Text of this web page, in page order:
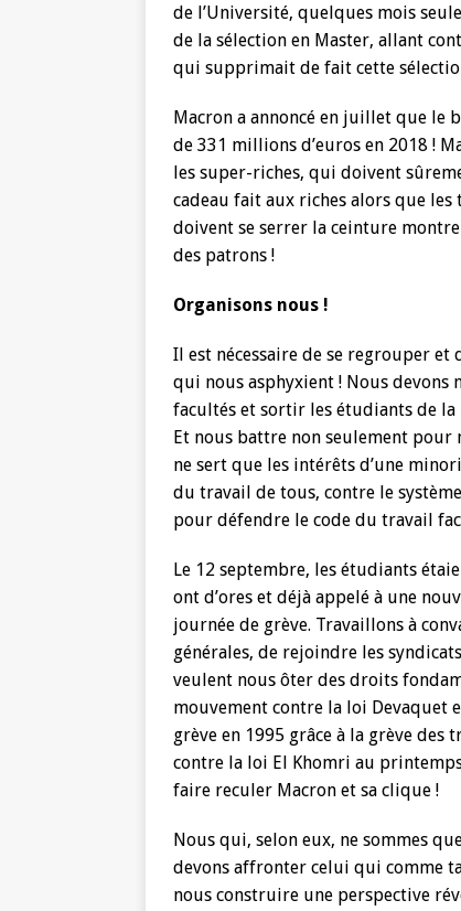
de l’Université, quelques mois
de la sélection en Master, allant
qui supprimait de fait cette
Macron a annoncé en juillet que le
de 331 millions d’euros en 2018 !
les super-riches, qui doivent
cadeau fait aux riches alors que
doivent se serrer la ceinture
des patrons !
Organisons nous !
Il est nécessaire de se regrouper
qui nous asphyxient ! Nous devons
facultés et sortir les étudiants de la
Et nous battre non seulement pour
ne sert que les intérêts d’une
du travail de tous, contre le
pour défendre le code du travail
Le 12 septembre, les étudiants
ont d’ores et déjà appelé à une
journée de grève. Travaillons à
générales, de rejoindre les
veulent nous ôter des droits
mouvement contre la loi Devaquet
grève en 1995 grâce à la grève
contre la loi El Khomri au
faire reculer Macron et sa clique !
Nous qui, selon eux, ne sommes
devons affronter celui qui comme
nous construire une perspective